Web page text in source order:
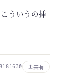
ういうの挿
共有